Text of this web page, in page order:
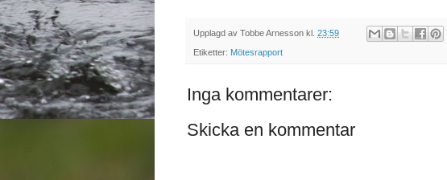
Upplagd av Tobbe Arnesson kl. 23:59
Etiketter: Mötesrapport
Inga kommentarer:
Skicka en kommentar